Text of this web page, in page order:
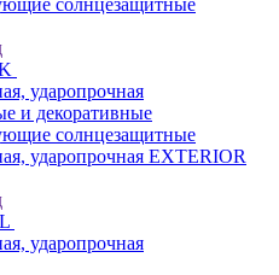
солнцезащитные
ударопрочная
и декоративные
солнцезащитные
ударопрочная EXTERIOR
ударопрочная